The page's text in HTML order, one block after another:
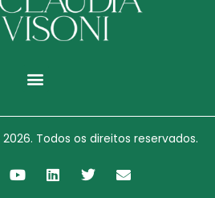
Menu
Todos os direitos reservados.
Y
o
L
i
T
w
E
n